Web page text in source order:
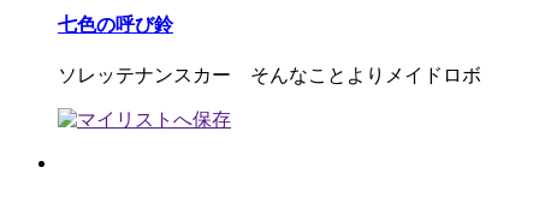
七色の呼び鈴
ソレッテナンスカー そんなことよりメイドロボ